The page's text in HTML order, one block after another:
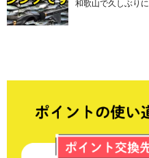
和歌山で久しぶり